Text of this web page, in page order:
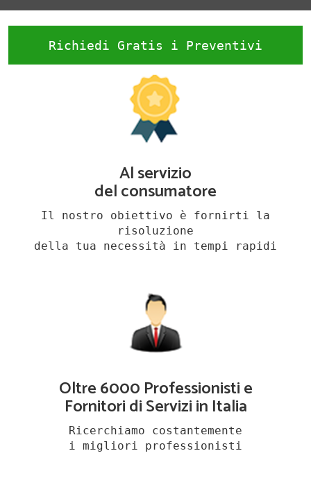
Richiedi Gratis i Preventivi
Al servizio
del consumatore
Il nostro obiettivo è fornirti la
risoluzione
della tua necessità in tempi rapidi
Oltre 6000 Professionisti e
Fornitori di Servizi in Italia
Ricerchiamo costantemente
i migliori professionisti